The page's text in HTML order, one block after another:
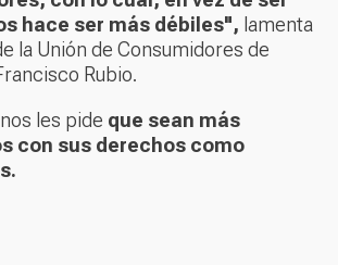
hace ser más débiles", lamenta
la Unión de Consumidores de
Rubio.
les pide que sean más
con sus derechos como